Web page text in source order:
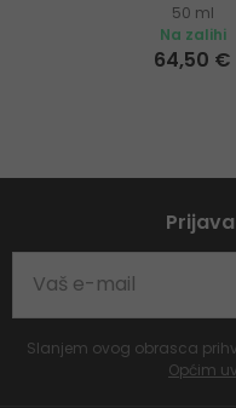
50 ml
Na zalihi
64,50 €
Slanjem ovog obrasca
Općim